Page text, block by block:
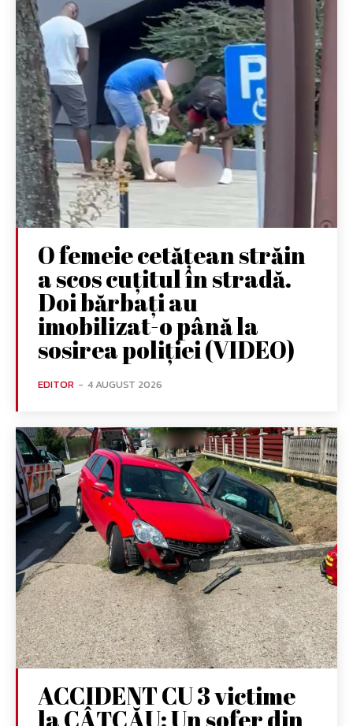
O femeie cetățean străin
a scos cuțitul în stradă.
Doi bărbați au
imobilizat-o până la
sosirea poliției (VIDEO)
EDITOR - 4 AUGUST 2026
ACCIDENT CU 3 victime
la CÂȚCĂU: Un șofer din